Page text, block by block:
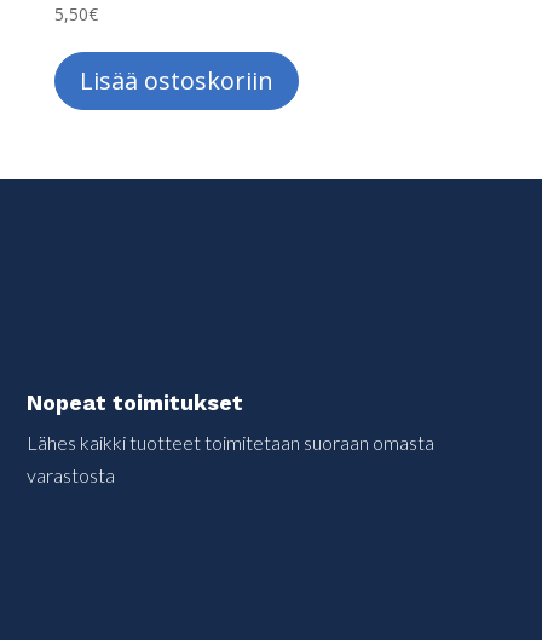
5,50€
Lisää ostoskoriin
Nopeat toimitukset
Lähes kaikki tuotteet toimitetaan suoraan omasta
varastosta